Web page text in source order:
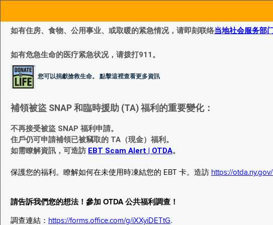
如有住房、食物、公用事业、或取暖的紧急情况，请即刻联络当地社会服务部
如有危急生命的医疗紧急状况，请拨打911。
您可以捐獻搶救生命。 點擊這裡查看更多資訊
補領被盜 SNAP 和臨時援助 (TA) 福利的重要變化：
不再接受被盜 SNAP 福利申請。
住戶仍可申請補領已被竊取的 TA（現金）福利。
如需瞭解資訊，可造訪 EBT Scam Alert | OTDA。
保護您的福利。瞭解如何在未使用時凍結您的 EBT 卡。造訪 https://
請告訴我們您的想法！參加 OTDA 公共福利調查！
調查連結： https://forms.office.com/g/iXXyiDETtG.